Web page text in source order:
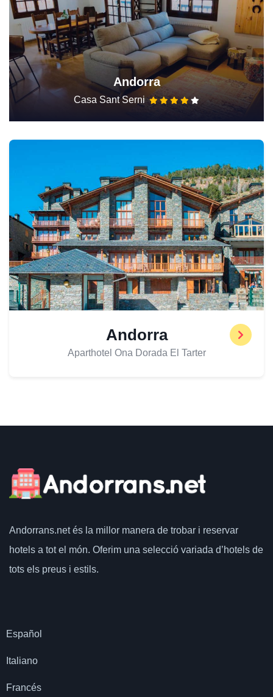
Andorra
Casa Sant Serni
Andorra
Aparthotel Ona Dorada El Tarter
Andorrans.netés la millor manera de trobar i reservar
hotels a tot el món. Oferim una selecció variada d’hotels de
tots els preus i estils.
Español
Italiano
Francés